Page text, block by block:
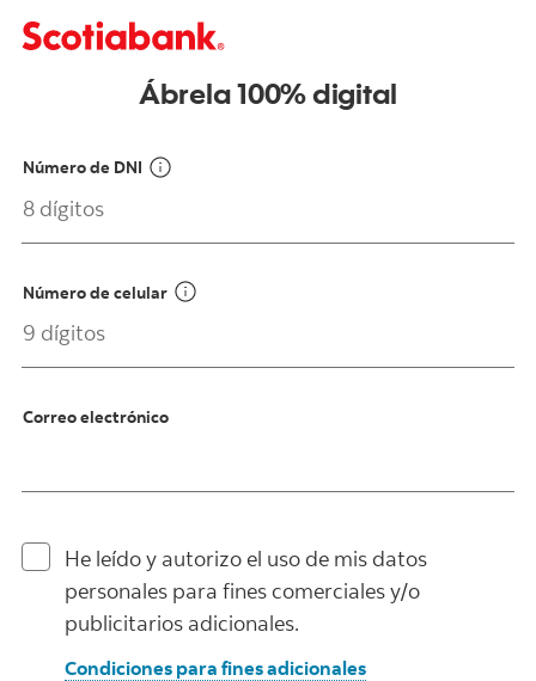
Ábrela 100% digital
Número de DNI
Número de celular
Correo electrónico
He leído y autorizo el uso de mis datos
personales para fines comerciales y/o
publicitarios adicionales.
Condiciones para fines adicionales